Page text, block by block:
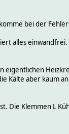
bei der
alles
eigentlichen
Kälte aber kaum
Die Klemmen L